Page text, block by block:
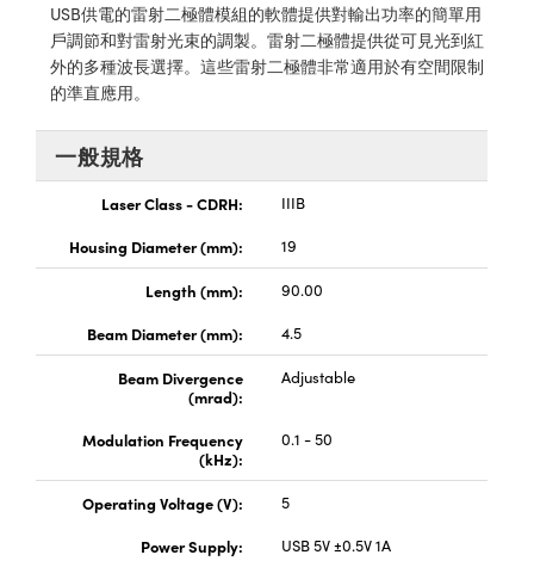
濺鍍）鍍膜光學元件
Elements (DOE) | 繞射光
Targets | 顯微鏡標靶
Stage Micrometers | 刻劃板或
Mechanics | 顯微鏡用結構件
and Couplers | 中繼鏡或耦合鏡
Microscopes | 袖珍顯微鏡
and Optomechanics |
Interface Cameras | 高速接口相
| 模擬相機
Optical Company
Components
Gratings™
USB供電的雷射二極體模組的軟體提供對輸出功率的簡單用
戶調節和對雷射光束的調製。雷射二極體提供從可見光到紅
外的多種波長選擇。這些雷射二極體非常適用於有空間限制
的準直應用。
一般規格
Laser Class - CDRH:
IIIB
Housing Diameter (mm):
19
Length (mm):
90.00
Beam Diameter (mm):
4.5
Beam Divergence
(mrad):
Adjustable
Modulation Frequency
(kHz):
0.1 - 50
Operating Voltage (V):
5
Power Supply:
USB 5V ±0.5V 1A